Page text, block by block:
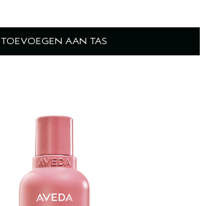
TOEVOEGEN AAN TAS